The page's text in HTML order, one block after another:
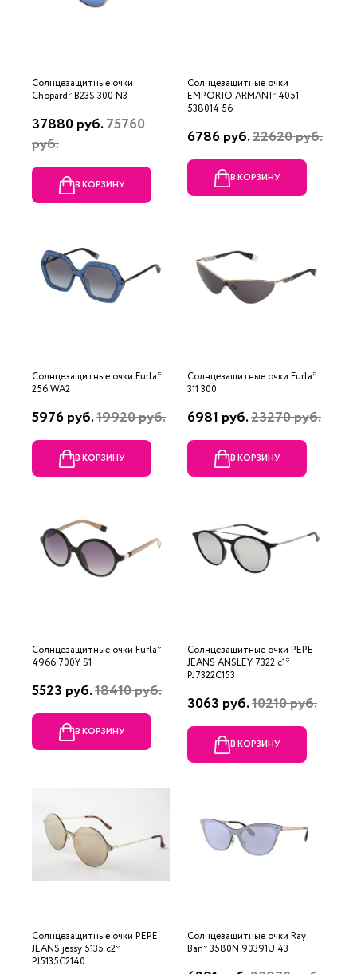
Солнцезащитные очки
Chopard* B23S 300 N3
37880 руб.75760
руб.
В КОРЗИНУ
Солнцезащитные очки
EMPORIO ARMANI* 4051
538014 56
6786 руб.22620 руб.
В КОРЗИНУ
Солнцезащитные очки Furla*
256 WA2
5976 руб.19920 руб.
В КОРЗИНУ
Солнцезащитные очки Furla*
311 300
6981 руб.23270 руб.
В КОРЗИНУ
Солнцезащитные очки Furla*
4966 700Y S1
5523 руб.18410 руб.
В КОРЗИНУ
Солнцезащитные очки PEPE
JEANS ANSLEY 7322 c1*
PJ7322C153
3063 руб.10210 руб.
В КОРЗИНУ
Солнцезащитные очки PEPE
JEANS jessy 5135 с2*
PJ5135C2140
Солнцезащитные очки Ray
Ban* 3580N 90391U 43